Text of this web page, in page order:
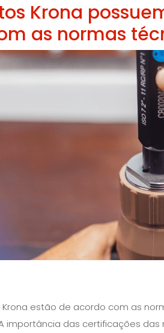
Krona
as normas
estão de acordo com as
importância das certificações das